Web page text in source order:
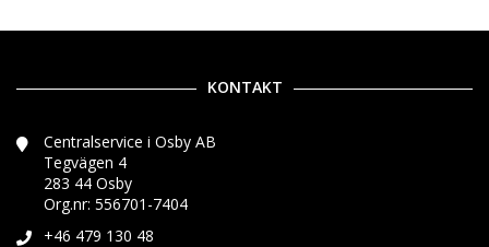
KONTAKT
Centralservice i Osby AB
Tegvägen 4
283 44 Osby
Org.nr: 556701-7404
+46 479 130 48